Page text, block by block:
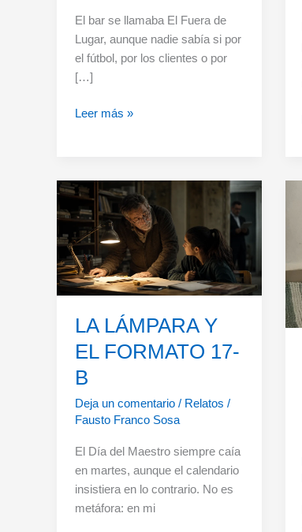
El bar se llamaba El Fuera de
Lugar, aunque nadie sabía si por
el fútbol, por los clientes o por
[…]
La
el
lunes
Leer más »
LA LÁMPARA Y
EL FORMATO 17-
B
Deja un comentario / Relatos /
Fausto Franco Sosa
El Día del Maestro siempre caía
en martes, aunque el calendario
insistiera en lo contrario. No es
metáfora: en mi